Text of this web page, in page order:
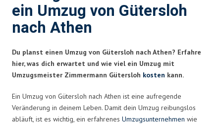
ein Umzug von Gütersloh
nach Athen
Du planst einen Umzug von Gütersloh nach Athen? Erfahre
hier, was dich erwartet und wie viel ein Umzug mit
Umzugsmeister Zimmermann Gütersloh kosten kann.
Ein Umzug von Gütersloh nach Athen ist eine aufregende
Veränderung in deinem Leben. Damit dein Umzug reibungslos
abläuft, ist es wichtig, ein erfahrenes Umzugsunternehmen wie